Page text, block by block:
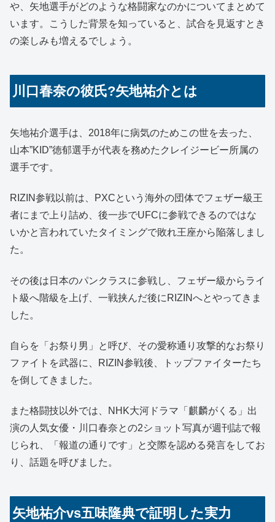
や、矢地選手がどのような格闘家なのかについてまとめて
います。こうした背景を知っていると、試合を見返すとき
の楽しみも増えるでしょう。
川口春奈の彼氏?矢地祐介とは
矢地祐介選手は、2018年に病気のためこの世を去った、
山本”KID”徳郁選手が代表を務めたクレイジービー所属の
選手です。
RIZIN参戦以前は、PXCという海外の団体でフェザー級王
者にまで上り詰め、後一歩でUFCに参戦できるのではな
いかと言われていたタイミングで敗れ王座から陥落しまし
た。
その後は日本のパンクラスに参戦し、フェザー級からライ
ト級へ階級を上げ、一戦挟んだ後にRIZINへとやってきま
した。
自らを「お祭り男」と呼び、その愛称通り攻撃的なお祭り
ファイトを武器に、RIZIN参戦後、トップファイターたち
を倒してきました。
また格闘技以外では、NHK大河ドラマ「麒麟がくる」出
演の人気女優・川口春奈との2ショット写真が週刊誌で報
じられ、「報道の通りです」と交際を認める発言をしてお
り、話題を呼びました。
矢地祐介vs五味隆典で証明した実力